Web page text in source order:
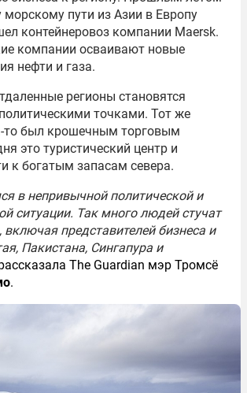
морскому пути из Азии в Европу
контейнеровоз компании Maersk.
компании осваивают новые
нефти и газа.
регионы становятся
точками. Тот же
то был крошечным торговым
это туристический центр и
к богатым запасам севера.
в непривычной политической и
ситуации. Так много людей стучат
представителей бизнеса и
Пакистана, Сингапура и
The Guardian мэр Тромсё
.